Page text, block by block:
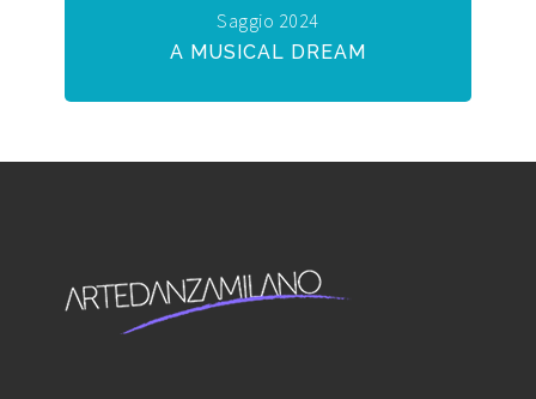
Saggio 2024
A MUSICAL DREAM